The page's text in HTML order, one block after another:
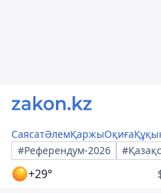
СаясатӘлемҚаржыОқиға
#Референдум-2026
+29°